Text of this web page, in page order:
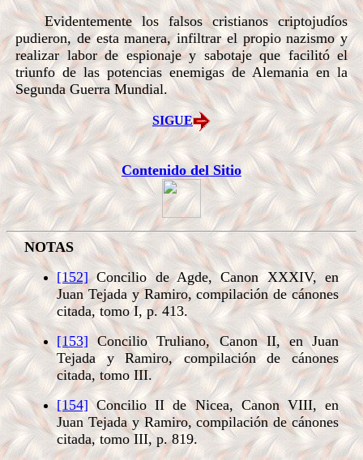
Evidentemente los falsos cristianos criptojudíos
pudieron, de esta manera, infiltrar el propio nazismo y
realizar labor de espionaje y sabotaje que facilitó el
triunfo de las potencias enemigas de Alemania en la
Segunda Guerra Mundial.
SIGUE
Contenido del Sitio
NOTAS
[152]Concilio de Agde, Canon XXXIV, en
Juan Tejada y Ramiro, compilación de cánones
citada, tomo I, p. 413.
[153] Concilio Truliano, Canon II, en Juan
Tejada y Ramiro, compilación de cánones
citada, tomo III.
[154]Concilio II de Nicea, Canon VIII, en
Juan Tejada y Ramiro, compilación de cánones
citada, tomo III, p. 819.